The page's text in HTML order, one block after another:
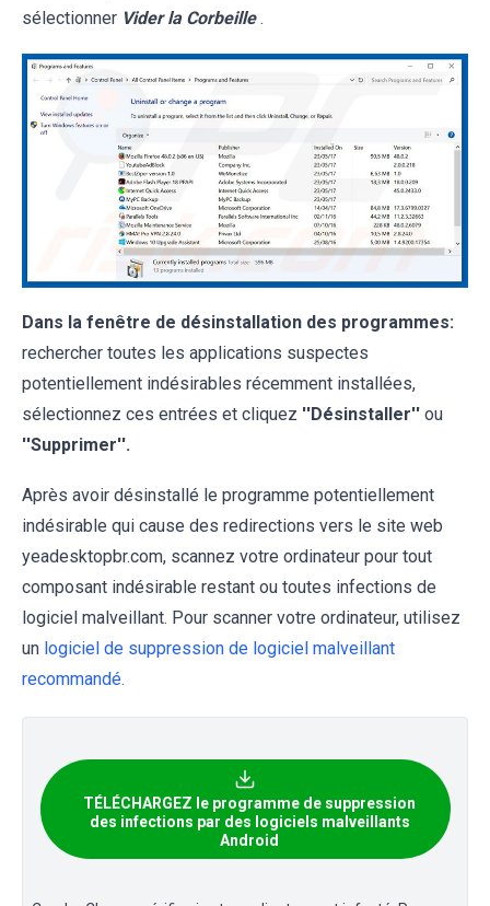
sélectionner Vider la Corbeille .
Dans la fenêtre de désinstallation des programmes:
rechercher toutes les applications suspectes
potentiellement indésirables récemment installées,
sélectionnez ces entrées et cliquez ''Désinstaller'' ou
''Supprimer''.
Après avoir désinstallé le programme potentiellement
indésirable qui cause des redirections vers le site web
yeadesktopbr.com, scannez votre ordinateur pour tout
composant indésirable restant ou toutes infections de
logiciel malveillant. Pour scanner votre ordinateur, utilisez
un logiciel de suppression de logiciel malveillant
recommandé.
TÉLÉCHARGEZ le programme de suppression
des infections par des logiciels malveillants
Android